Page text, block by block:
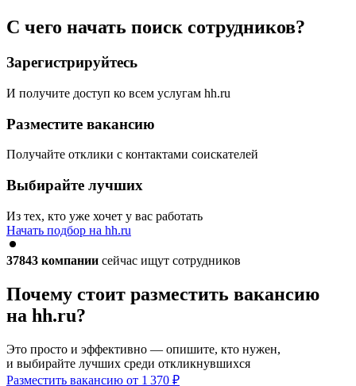
С чего начать поиск сотрудников?
Зарегистрируйтесь
И получите доступ ко всем услугам hh.ru
Разместите вакансию
Получайте отклики с контактами соискателей
Выбирайте лучших
Из тех, кто уже хочет у вас работать
Начать подбор на hh.ru
37843 компании сейчас ищут сотрудников
Почему стоит разместить вакансию
на hh.ru?
Это просто и эффективно — опишите, кто нужен,
и выбирайте лучших среди откликнувшихся
Разместить вакансию от 1 370 ₽